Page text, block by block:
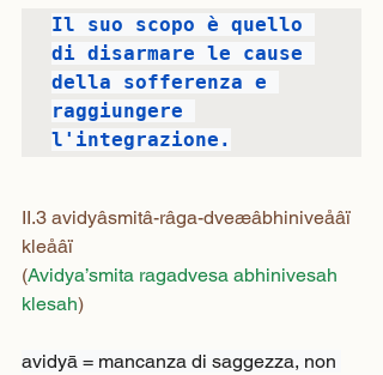
Il suo scopo è quello
di disarmare le cause
della sofferenza e
raggiungere
l'integrazione.
II.3 avidyâsmitâ-râga-dveæâbhiniveåâï
kleåâï
(Avidya’smita ragadvesa abhinivesah
klesah)
avidyā = mancanza di saggezza, non